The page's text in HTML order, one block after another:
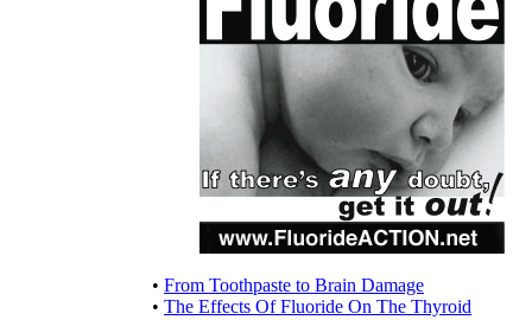
• From Toothpaste to Brain Damage
• The Effects Of Fluoride On The Thyroid